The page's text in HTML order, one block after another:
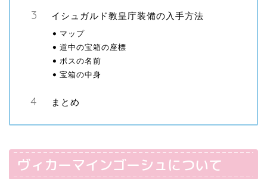
イシュガルド教皇庁装備の入手方法
マップ
道中の宝箱の座標
ボスの名前
宝箱の中身
まとめ
ヴィカーマインゴーシュについて